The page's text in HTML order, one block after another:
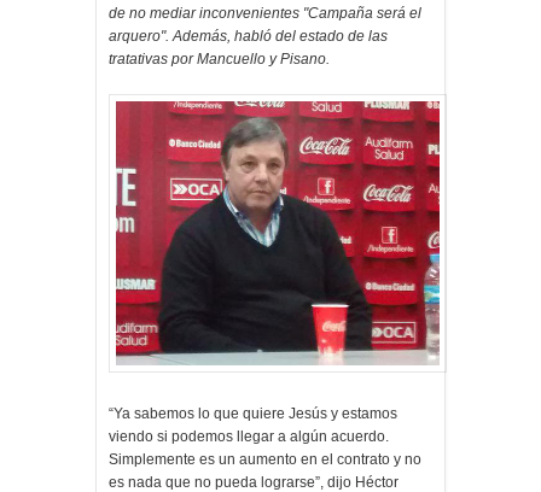
de no mediar inconvenientes "Campaña será el
arquero". Además, habló del estado de las
tratativas por Mancuello y Pisano.
“Ya sabemos lo que quiere Jesús y estamos
viendo si podemos llegar a algún acuerdo.
Simplemente es un aumento en el contrato y no
es nada que no pueda lograrse”, dijo Héctor